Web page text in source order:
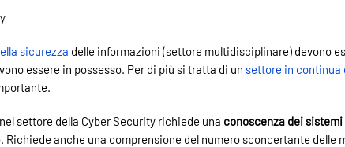
sicurezza delle informazioni (settore multidisciplinare) devono
essere in possesso. Per di più si tratta di un settore in continua
settore della Cyber Security richiede una conoscenza dei sistemi
anche una comprensione del numero sconcertante delle